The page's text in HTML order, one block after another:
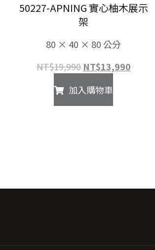
50227-APNING 實心柚木展示
架
80 × 40 × 80 公分
NT$19,990 原
價
格：
NT$13,990目
加入購物車